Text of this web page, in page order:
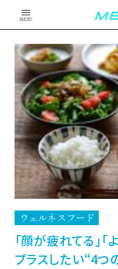
MENU
ウェルネスフード
「顔が疲れてる」
プラスしたい“4